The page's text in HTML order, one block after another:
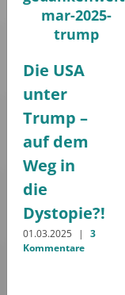
Die USA
unter
Trump –
auf dem
Weg in
die
Dystopie?!
01.03.2025 |
3
Kommentare